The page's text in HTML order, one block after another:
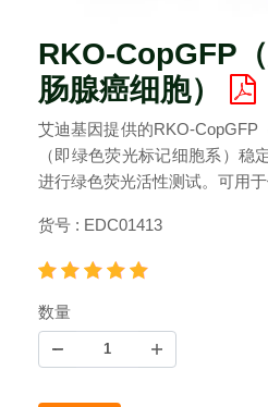
RKO-CopGFP
肠腺癌细胞）
艾迪基因提供的RKO-CopGFP
（即绿色荧光标记细胞系）稳
进行绿色荧光活性测试。可用
货号 : EDC01413
数量